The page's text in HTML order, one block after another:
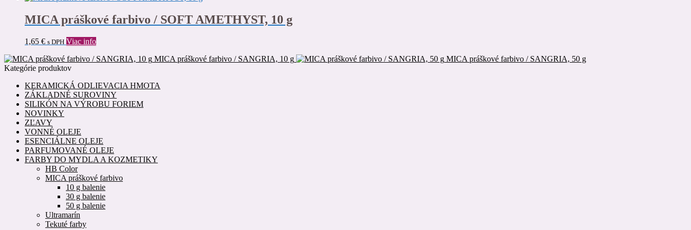
MICA práškové farbivo / SOFT AMETHYST, 10 g
1,65 € s DPH Viac info
MICA práškové farbivo / SANGRIA, 10 g
MICA práškové farbivo / SANGRIA, 50 g
Kategórie produktov
KERAMICKÁ ODLIEVACIA HMOTA
ZÁKLADNÉ SUROVINY
SILIKÓN NA VÝROBU FORIEM
NOVINKY
ZĽAVY
VONNÉ OLEJE
ESENCIÁLNE OLEJE
PARFUMOVANÉ OLEJE
FARBY DO MYDLA A KOZMETIKY
HB Color
MICA práškové farbivo
10 g balenie
30 g balenie
50 g balenie
Ultramarín
Tekuté farby